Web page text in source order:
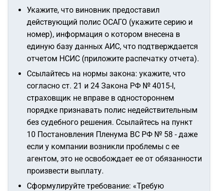
Укажите, что виновник предоставил
действующий полис ОСАГО (укажите серию и
номер), информация о котором внесена в
единую базу данных АИС, что подтверждается
отчетом НСИС (приложите распечатку отчета).
Ссылайтесь на нормы закона: укажите, что
согласно ст. 21 и 24 Закона РФ № 4015-I,
страховщик не вправе в одностороннем
порядке признавать полис недействительным
без судебного решения. Ссылайтесь на пункт
10 Постановления Пленума ВС РФ № 58 - даже
если у компании возникли проблемы с ее
агентом, это не освобождает ее от обязанности
произвести выплату.
Сформулируйте требование: «Требую